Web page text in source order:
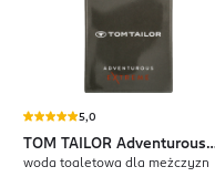
5,0
TOM TAILOR Adventurous
Extreme
woda toaletowa dla meżczyzn